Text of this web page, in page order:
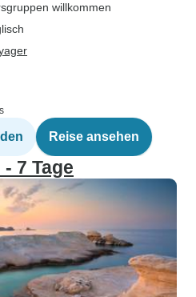
willkommen
Reise ansehen
7 Tage